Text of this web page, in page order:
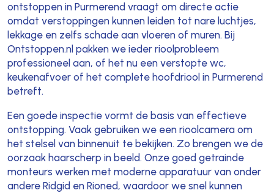
ontstoppen in Purmerend vraagt om directe actie
omdat verstoppingen kunnen leiden tot nare luchtjes,
lekkage en zelfs schade aan vloeren of muren. Bij
Ontstoppen.nl pakken we ieder rioolprobleem
professioneel aan, of het nu een verstopte wc,
keukenafvoer of het complete hoofdriool in Purmerend
betreft.
Een goede inspectie vormt de basis van effectieve
ontstopping. Vaak gebruiken we een rioolcamera om
het stelsel van binnenuit te bekijken. Zo brengen we de
oorzaak haarscherp in beeld. Onze goed getrainde
monteurs werken met moderne apparatuur van onder
andere Ridgid en Rioned, waardoor we snel kunnen